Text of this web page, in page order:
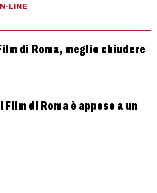
LINE
di Roma, meglio chiudere
di Roma è appeso a un